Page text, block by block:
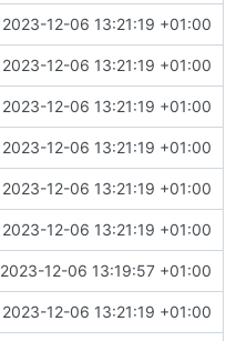
2023-12-06 13:21:19 +01:00
2023-12-06 13:21:19 +01:00
2023-12-06 13:21:19 +01:00
2023-12-06 13:21:19 +01:00
2023-12-06 13:21:19 +01:00
2023-12-06 13:21:19 +01:00
2023-12-06 13:19:57 +01:00
2023-12-06 13:21:19 +01:00